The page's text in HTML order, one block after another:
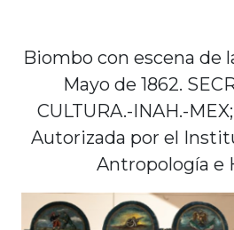
Biombo con escena de
Mayo de 1862.
CULTURA.-INAH.-
Autorizada por el
Antropología e